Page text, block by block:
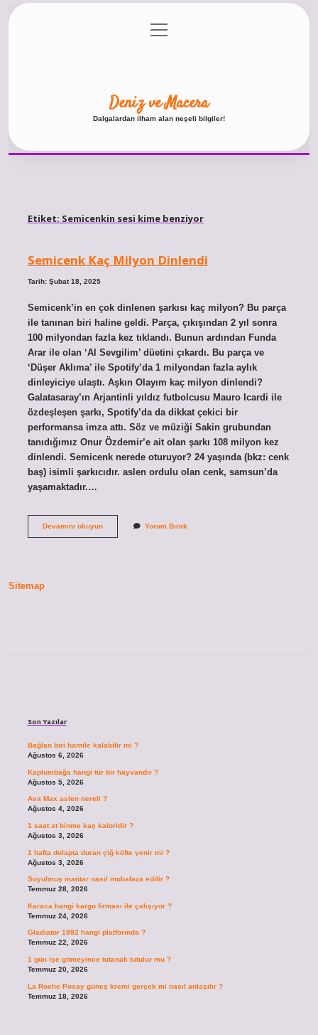
Gizlilik Politikası
menüyü
aç
Deniz ve Macera
Dalgalardan ilham alan neşeli bilgiler!
Etiket: Semicenkin sesi kime benziyor
Semicenk Kaç Milyon Dinlendi
Tarih: Şubat 18, 2025
Semicenk’in en çok dinlenen şarkısı kaç milyon? Bu parça
ile tanınan biri haline geldi. Parça, çıkışından 2 yıl sonra
100 milyondan fazla kez tıklandı. Bunun ardından Funda
Arar ile olan ‘Al Sevgilim’ düetini çıkardı. Bu parça ve
‘Düşer Aklıma’ ile Spotify’da 1 milyondan fazla aylık
dinleyiciye ulaştı. Aşkın Olayım kaç milyon dinlendi?
Galatasaray’ın Arjantinli yıldız futbolcusu Mauro Icardi ile
özdeşleşen şarkı, Spotify’da da dikkat çekici bir
performansa imza attı. Söz ve müziği Sakin grubundan
tanıdığımız Onur Özdemir’e ait olan şarkı 108 milyon kez
dinlendi. Semicenk nerede oturuyor? 24 yaşında (bkz: cenk
baş) isimli şarkıcıdır. aslen ordulu olan cenk, samsun’da
yaşamaktadır.…
Devamını okuyunSemicenk
Yorum Bırak
Sitemap
Son Yazılar
Bağlan biri hamile kalabilir mi ?
Ağustos 6, 2026
Kaplumbağa hangi tür bir hayvandır ?
Ağustos 5, 2026
Ava Max aslen nereli ?
Ağustos 4, 2026
1 saat at binme kaç kaloridir ?
Ağustos 3, 2026
1 hafta dolapta duran çiğ köfte yenir mi ?
Ağustos 3, 2026
Soyulmuş mantar nasıl muhafaza edilir ?
Temmuz 28, 2026
Karaca hangi kargo firması ile çalışıyor ?
Temmuz 24, 2026
Gladiator 1992 hangi platformda ?
Temmuz 22, 2026
1 gün işe gitmeyince tutanak tutulur mu ?
Temmuz 20, 2026
La Roche Posay güneş kremi gerçek mi nasıl anlaşılır ?
Temmuz 18, 2026